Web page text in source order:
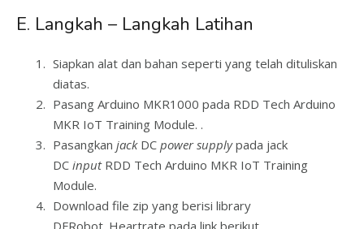
E. Langkah – Langkah Latihan
Siapkan alat dan bahan seperti yang telah dituliskan
diatas.
Pasang Arduino MKR1000 pada RDD Tech Arduino
MKR IoT Training Module. .
Pasangkan jackDC power supplypada jack
DC inputRDD Tech Arduino MKR IoT Training
Module.
Download file zip yang berisi library
DFRobot_Heartrate pada link berikut